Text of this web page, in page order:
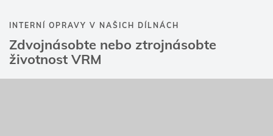
INTERNÍ OPRAVY V NAŠICH DÍLNÁCH
Zdvojnásobte nebo ztrojnásobte
životnost VRM